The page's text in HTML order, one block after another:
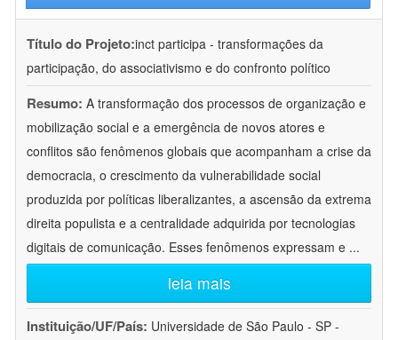
Título do Projeto:inct participa - transformações da
participação, do associativismo e do confronto político
Resumo: A transformação dos processos de organização e
mobilização social e a emergência de novos atores e
conflitos são fenômenos globais que acompanham a crise da
democracia, o crescimento da vulnerabilidade social
produzida por políticas liberalizantes, a ascensão da extrema
direita populista e a centralidade adquirida por tecnologias
digitais de comunicação. Esses fenômenos expressam e ...
leia mais
Instituição/UF/País: Universidade de São Paulo - SP -